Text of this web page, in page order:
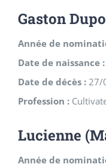
Gaston
Année de
Date de naissance :
Date de décès : 27/
Profession :
Lucienne
Année de